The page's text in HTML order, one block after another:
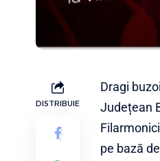
DISTRIBUIE
Dragi
Județean
pe bază